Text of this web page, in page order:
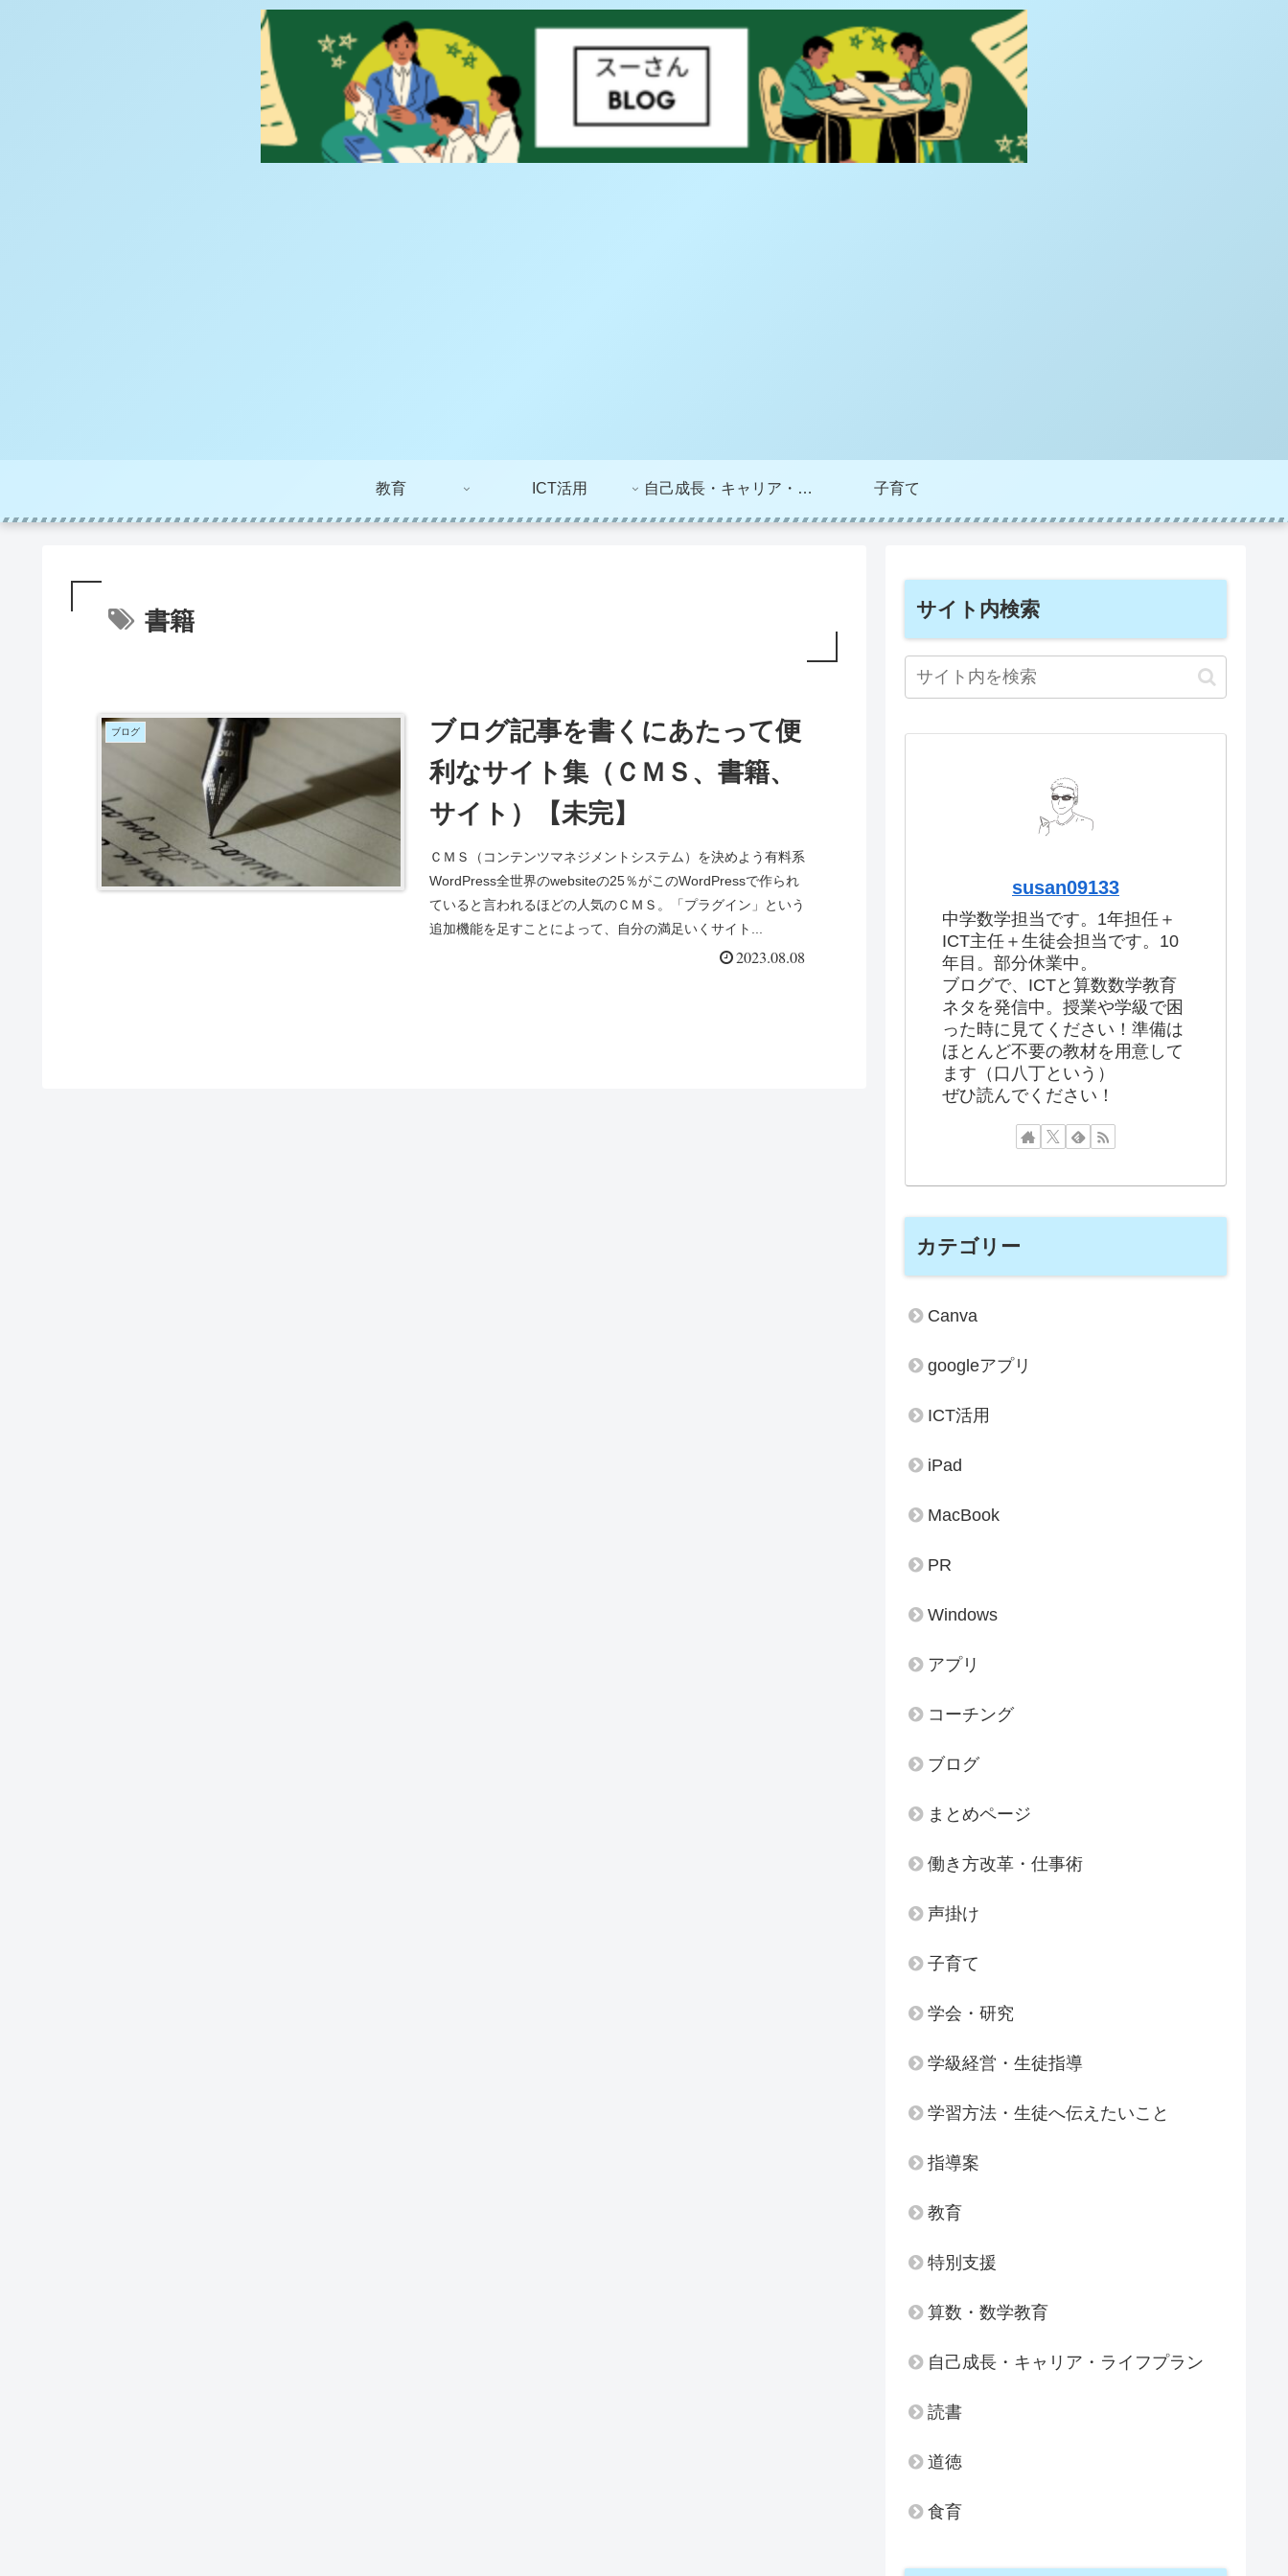
教育 ICT活用 自己成長・キャリア・ライフプラン 子育て
書籍
ブログ
ブログ記事を書くにあたって便
利なサイト集（ＣＭＳ、書籍、
サイト）【未完】
ＣＭＳ（コンテンツマネジメントシステム）を決めよう有料系
WordPress全世界のwebsiteの25％がこのWordPressで作られ
ていると言われるほどの人気のＣＭＳ。「プラグイン」という
追加機能を足すことによって、自分の満足いくサイト...
2023.08.08
サイト内検索
susan09133
中学数学担当です。1年担任＋
ICT主任＋生徒会担当です。10
年目。部分休業中。
ブログで、ICTと算数数学教育
ネタを発信中。授業や学級で困
った時に見てください！準備は
ほとんど不要の教材を用意して
ます（口八丁という）
ぜひ読んでください！
カテゴリー
Canva
googleアプリ
ICT活用
iPad
MacBook
PR
Windows
アプリ
コーチング
ブログ
まとめページ
働き方改革・仕事術
声掛け
子育て
学会・研究
学級経営・生徒指導
学習方法・生徒へ伝えたいこと
指導案
教育
特別支援
算数・数学教育
自己成長・キャリア・ライフプラン
読書
道徳
食育